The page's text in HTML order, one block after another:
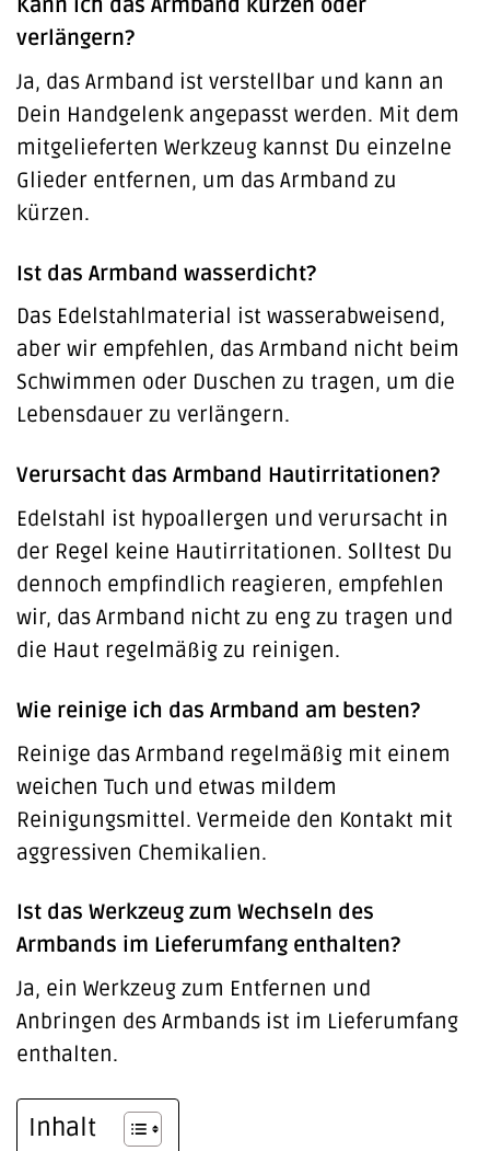
Kann ich das Armband kürzen oder
verlängern?
Ja, das Armband ist verstellbar und kann an
Dein Handgelenk angepasst werden. Mit dem
mitgelieferten Werkzeug kannst Du einzelne
Glieder entfernen, um das Armband zu
kürzen.
Ist das Armband wasserdicht?
Das Edelstahlmaterial ist wasserabweisend,
aber wir empfehlen, das Armband nicht beim
Schwimmen oder Duschen zu tragen, um die
Lebensdauer zu verlängern.
Verursacht das Armband Hautirritationen?
Edelstahl ist hypoallergen und verursacht in
der Regel keine Hautirritationen. Solltest Du
dennoch empfindlich reagieren, empfehlen
wir, das Armband nicht zu eng zu tragen und
die Haut regelmäßig zu reinigen.
Wie reinige ich das Armband am besten?
Reinige das Armband regelmäßig mit einem
weichen Tuch und etwas mildem
Reinigungsmittel. Vermeide den Kontakt mit
aggressiven Chemikalien.
Ist das Werkzeug zum Wechseln des
Armbands im Lieferumfang enthalten?
Ja, ein Werkzeug zum Entfernen und
Anbringen des Armbands ist im Lieferumfang
enthalten.
Inhalt